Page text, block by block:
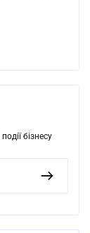
бізнесу